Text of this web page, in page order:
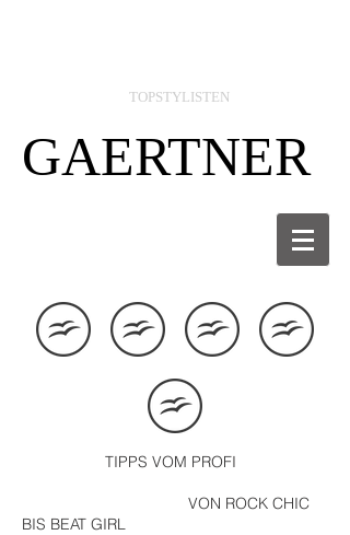
TOPSTYLISTEN
GAERTNER
TIPPS VOM PROFI
VON ROCK CHIC
BIS BEAT GIRL